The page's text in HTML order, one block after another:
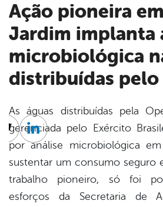
Ação pioneira em Belo
Jardim implanta
microbiológica
distribuídas
As águas distribuídas pela
gerenciada pelo Exército
por análise microbiológica
sustentar um consumo seguro
trabalho pioneiro, só foi
esforços da Secretaria de
Twitter
Linkedin